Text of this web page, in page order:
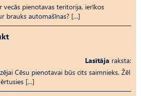
vecās pienotavas teritorija, ierīkos
brauks automašīnas? […]
Lasītāja raksta:
Cēsu pienotavai būs cits saimnieks. Žēl
[…]